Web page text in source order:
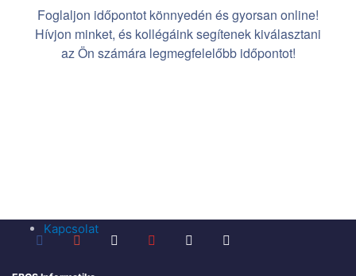
Foglaljon időpontot könnyedén és gyorsan online!
Hívjon minket, és kollégáink segítenek kiválasztani
az Ön számára legmegfelelőbb időpontot!
Kapcsolat